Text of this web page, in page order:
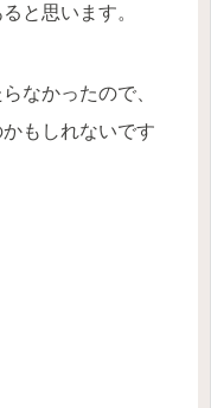
と思います。
なかったので、
もしれないです